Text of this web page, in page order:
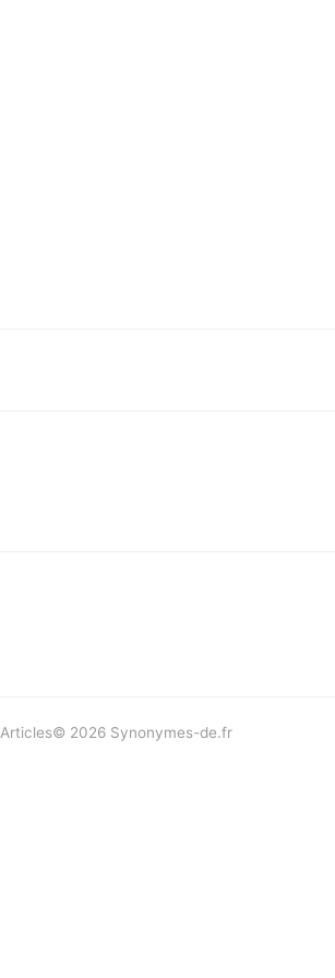
Articles© 2026 Synonymes-de.fr